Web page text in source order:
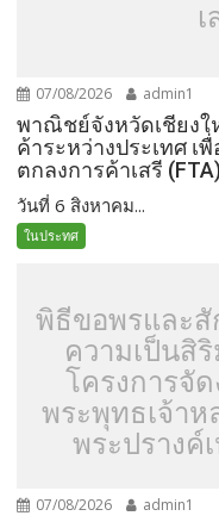
07/08/2026 admin1
พาณิชย์จังหวัดเชียงใ
ค้าระหว่างประเทศ เ
ตกลงการค้าเสรี
วันที่ 6 สิงหาคม...
ในประทศ
พิธีขอพรและสั
ความเป็นสิ
โครงการจั
พระพุทธเจ้าห
พระปรางค์
07/08/2026 admin1